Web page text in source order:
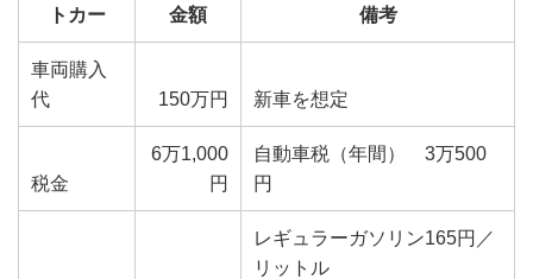
トカー
金額 備考
車両購入
代
150万円 新車を想定
税金
6万1,000
円
自動車税（年間） 3万500
円
レギュラーガソリン165円／
リットル